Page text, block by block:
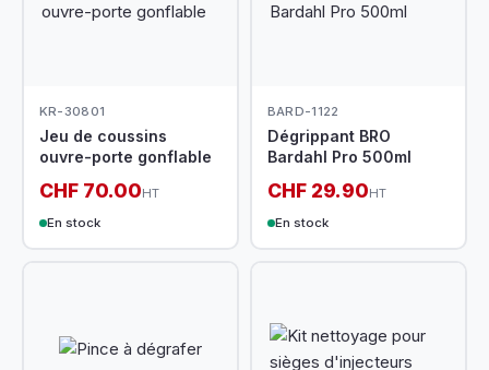
KR-30801
Jeu de coussins
ouvre-porte gonflable
CHF 70.00HT
En stock
BARD-1122
Dégrippant BRO
Bardahl Pro 500ml
CHF 29.90HT
En stock